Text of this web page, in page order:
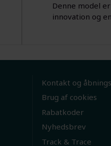
Denne model
innovation og
Kontakt og
Brug af cookies
Rabatkoder
Nyhedsbrev
Track & Trace